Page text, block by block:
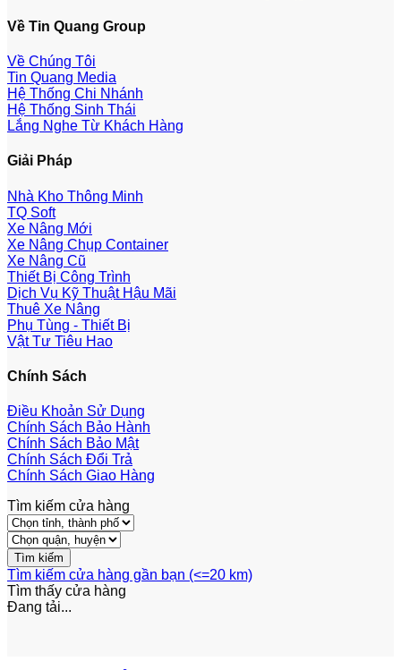
Về Tin Quang Group
Về Chúng Tôi
Tin Quang Media
Hệ Thống Chi Nhánh
Hệ Thống Sinh Thái
Lắng Nghe Từ Khách Hàng
Giải Pháp
Nhà Kho Thông Minh
TQ Soft
Xe Nâng Mới
Xe Nâng Chụp Container
Xe Nâng Cũ
Thiết Bị Công Trình
Dịch Vụ Kỹ Thuật Hậu Mãi
Thuê Xe Nâng
Phụ Tùng - Thiết Bị
Vật Tư Tiêu Hao
Chính Sách
Điều Khoản Sử Dụng
Chính Sách Bảo Hành
Chính Sách Bảo Mật
Chính Sách Đổi Trả
Chính Sách Giao Hàng
Tìm kiếm cửa hàng
Tìm kiếm cửa hàng gần bạn (<=20 km)
Tìm thấy cửa hàng
Đang tải...